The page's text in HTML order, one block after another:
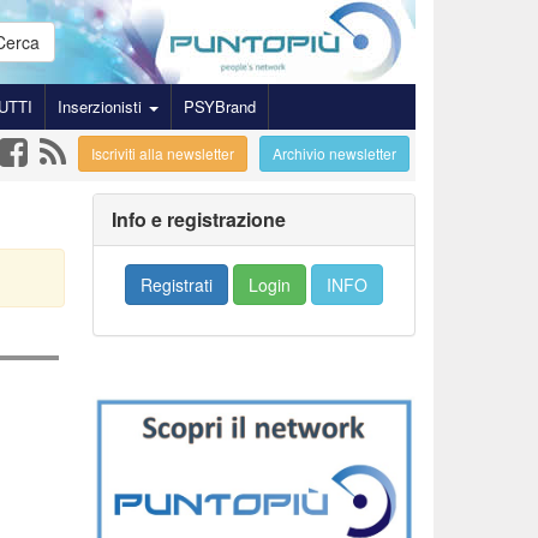
Inserzionisti PSYBrand
Archivio newsletter
Iscriviti alla newsletter
Info e registrazione
Registrati Login INFO